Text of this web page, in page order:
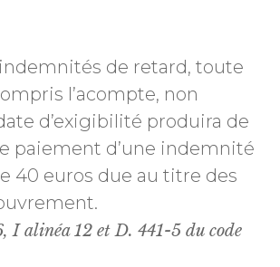
de retard, toute
l’acompte, non
d’exigibilité produira de
paiement d’une indemnité
40 euros due au titre des
I alinéa 12 et D. 441-5 du code